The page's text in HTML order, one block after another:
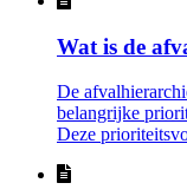
Wat is de
De
belangrijke
Deze